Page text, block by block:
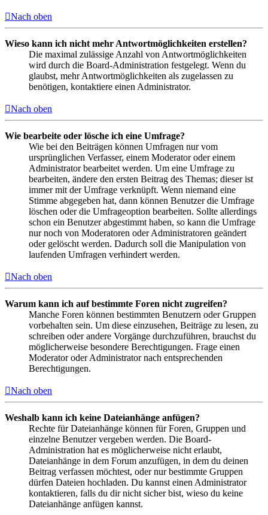
Nach oben
Wieso kann ich nicht mehr Antwortmöglichkeiten erstellen?
Die maximal zulässige Anzahl von Antwortmöglichkeiten
wird durch die Board-Administration festgelegt. Wenn du
glaubst, mehr Antwortmöglichkeiten als zugelassen zu
benötigen, kontaktiere einen Administrator.
Nach oben
Wie bearbeite oder lösche ich eine Umfrage?
Wie bei den Beiträgen können Umfragen nur vom
ursprünglichen Verfasser, einem Moderator oder einem
Administrator bearbeitet werden. Um eine Umfrage zu
bearbeiten, ändere den ersten Beitrag des Themas; dieser ist
immer mit der Umfrage verknüpft. Wenn niemand eine
Stimme abgegeben hat, dann können Benutzer die Umfrage
löschen oder die Umfrageoption bearbeiten. Sollte allerdings
schon ein Benutzer abgestimmt haben, so kann die Umfrage
nur noch von Moderatoren oder Administratoren geändert
oder gelöscht werden. Dadurch soll die Manipulation von
laufenden Umfragen verhindert werden.
Nach oben
Warum kann ich auf bestimmte Foren nicht zugreifen?
Manche Foren können bestimmten Benutzern oder Gruppen
vorbehalten sein. Um diese einzusehen, Beiträge zu lesen, zu
schreiben oder andere Vorgänge durchzuführen, brauchst du
möglicherweise besondere Berechtigungen. Frage einen
Moderator oder Administrator nach entsprechenden
Berechtigungen.
Nach oben
Weshalb kann ich keine Dateianhänge anfügen?
Rechte für Dateianhänge können für Foren, Gruppen und
einzelne Benutzer vergeben werden. Die Board-
Administration hat es möglicherweise nicht erlaubt,
Dateianhänge in dem Forum anzufügen, in dem du deinen
Beitrag verfassen möchtest, oder nur bestimmte Gruppen
dürfen Dateien hochladen. Du kannst einen Administrator
kontaktieren, falls du dir nicht sicher bist, wieso du keine
Dateianhänge anfügen kannst.